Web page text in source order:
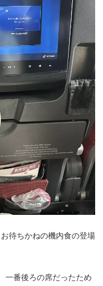
待ちかねの機内食の登場
一番後ろの席だったため